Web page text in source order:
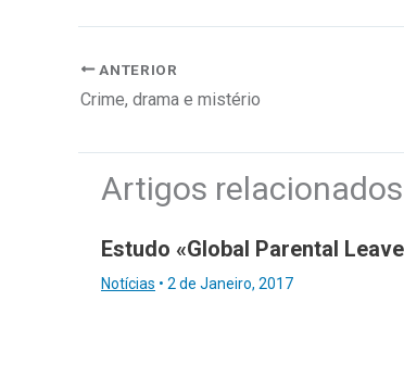
ANTERIOR
Crime, drama e mistério
Artigos relacionados
Estudo «Global Parental
Notícias • 2 de Janeiro, 2017